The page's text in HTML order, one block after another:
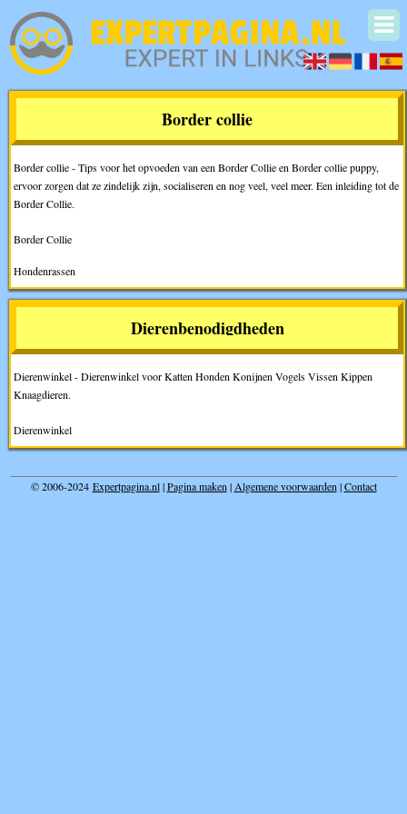
Border collie
Border collie - Tips voor het opvoeden van een Border Collie en Border collie puppy,
ervoor zorgen dat ze zindelijk zijn, socialiseren en nog veel, veel meer. Een inleiding tot de
Border Collie.
Border Collie
Hondenrassen
Dierenbenodigdheden
Dierenwinkel - Dierenwinkel voor Katten Honden Konijnen Vogels Vissen Kippen
Knaagdieren.
Dierenwinkel
© 2006-2024 Expertpagina.nl|Pagina maken | Algemene voorwaarden |Contact